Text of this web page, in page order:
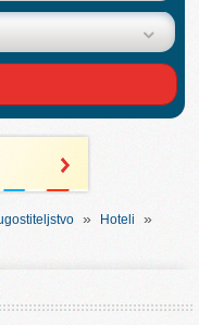
» Hoteli »